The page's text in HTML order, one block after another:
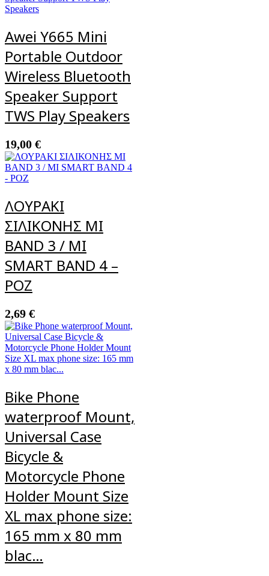
Awei Y665 Mini
Portable Outdoor
Wireless Bluetooth
Speaker Support
TWS Play Speakers
19,00 €
ΛΟΥΡΑΚΙ
ΣΙΛΙΚΟΝΗΣ ΜΙ
BAND 3 / MI
SMART BAND 4 –
ΡΟΖ
2,69 €
Bike Phone
waterproof Mount,
Universal Case
Bicycle &
Motorcycle Phone
Holder Mount Size
XL max phone size:
165 mm x 80 mm
blac…